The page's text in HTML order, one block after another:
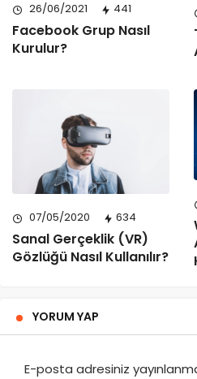
26/06/2021 441
Facebook Grup Nasıl
Kurulur?
07/05/2020 634
Sanal Gerçeklik (VR)
Gözlüğü Nasıl Kullanılır?
YORUM YAP
E-posta adresiniz